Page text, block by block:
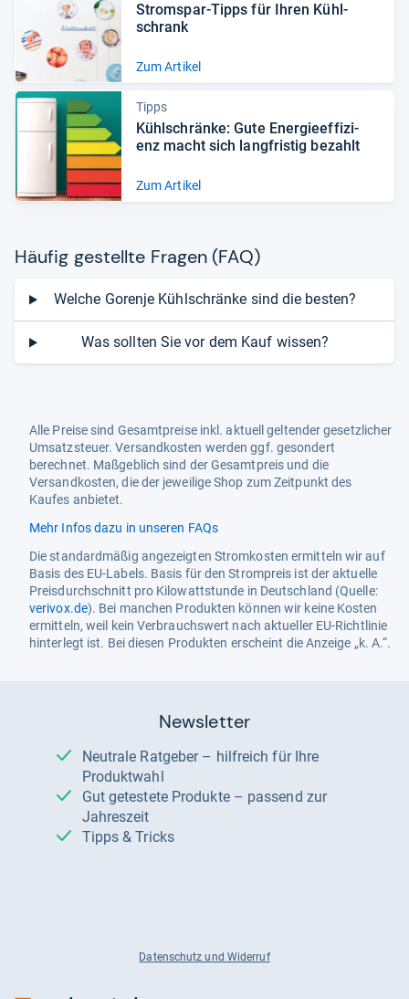
Strom­spar-​Tipps für Ihren Kühl­
schrank
Zum Artikel
Tipps
Kühl­schränke: Gute Ener­gie­ef­fi­zi­
enz macht sich lang­fris­tig bezahlt
Zum Artikel
Häu­fig gestellte Fra­gen (FAQ)
Welche Gorenje Kühlschränke sind die besten?
Was sollten Sie vor dem Kauf wissen?
Alle Preise sind Gesamtpreise inkl. aktuell geltender gesetzlicher
Umsatzsteuer. Versandkosten werden ggf. gesondert
berechnet. Maßgeblich sind der Gesamtpreis und die
Versandkosten, die der jeweilige Shop zum Zeitpunkt des
Kaufes anbietet.
Mehr Infos dazu in unseren FAQs
Die standardmäßig angezeigten Stromkosten ermitteln wir auf
Basis des EU-Labels. Basis für den Strompreis ist der aktuelle
Preisdurchschnitt pro Kilowattstunde in Deutschland (Quelle:
verivox.de). Bei manchen Produkten können wir keine Kosten
ermitteln, weil kein Verbrauchswert nach aktueller EU-Richtlinie
hinterlegt ist. Bei diesen Produkten erscheint die Anzeige „k. A.“.
Newsletter
Neutrale Ratgeber – hilfreich für Ihre
Produktwahl
Gut getestete Produkte – passend zur
Jahreszeit
Tipps & Tricks
Datenschutz und Widerruf